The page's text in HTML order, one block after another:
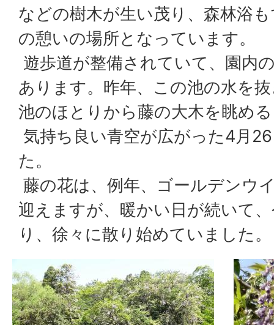
などの樹木が生い茂り、森林浴
の憩いの場所となっています。
遊歩道が整備されていて、園内
あります。昨年、この池の水を
池のほとりから藤の大木を眺め
気持ち良い青空が広がった4月
た。
藤の花は、例年、ゴールデンウ
迎えますが、暖かい日が続いて
り、徐々に散り始めていました。